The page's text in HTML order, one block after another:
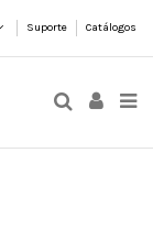
Suporte Catálogos